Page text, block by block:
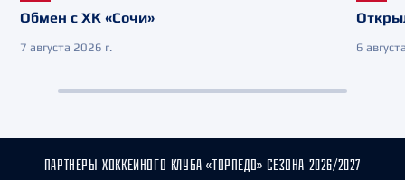
Обмен с ХК «Сочи»
7 августа 2026 г. 6
ПАРТНЁРЫ ХОККЕЙНОГО КЛУБА «ТОРПЕДО» СЕЗОНА 2026/2027